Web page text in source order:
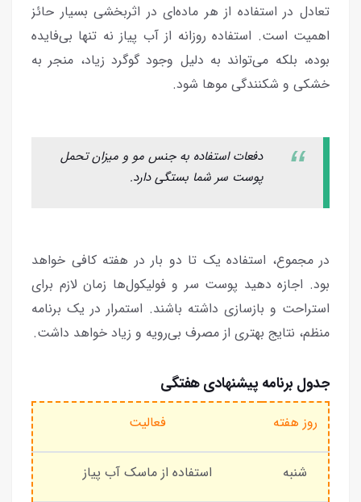
تعادل در استفاده از هر ماده‌ای در اثربخشی بسیار حائز
اهمیت است. استفاده روزانه از آب پیاز نه تنها بی‌فایده‌
بوده، بلکه می‌تواند به دلیل وجود گوگرد زیاد، منجر به
خشکی و شکنندگی موها شود.
دفعات استفاده به جنس مو و میزان تحمل
پوست سر شما بستگی دارد.
در مجموع، استفاده یک تا دو بار در هفته کافی خواهد
بود. اجازه دهید پوست سر و فولیکول‌ها زمان لازم برای
استراحت و بازسازی داشته باشند. استمرار در یک برنامه
منظم، نتایج بهتری از مصرف بی‌رویه و زیاد خواهد داشت.
جدول برنامه پیشنهادی هفتگی
روز هفته فعالیت
شنبه استفاده از ماسک آب پیاز